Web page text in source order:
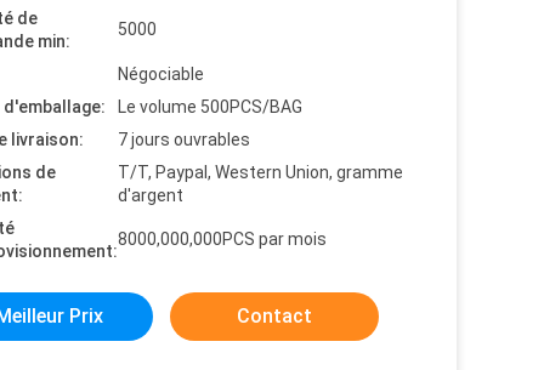
de
min:
5000
Négociable
Le volume 500PCS/BAG
livraison:
7 jours ouvrables
de
T/T, Paypal, Western Union, gramme
d'argent
8000,000,000PCS par mois
Prix Contact